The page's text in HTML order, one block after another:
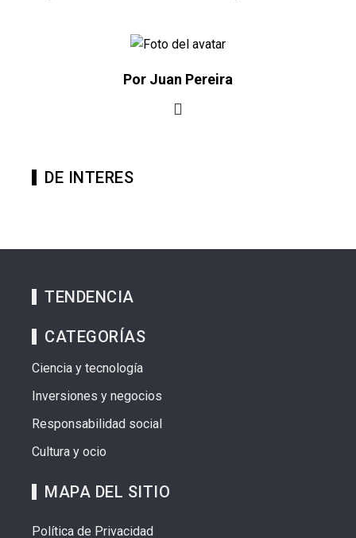
Por Juan Pereira
DE INTERES
TENDENCIA
CATEGORÍAS
Ciencia y tecnología
Inversiones y negocios
Responsabilidad social
Cultura y ocio
MAPA DEL SITIO
Política de Privacidad